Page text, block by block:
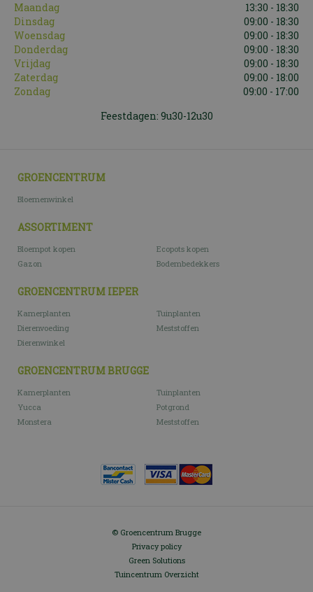
Maandag
13:30 - 18:30
Dinsdag
09:00 - 18:30
Woensdag
09:00 - 18:30
Donderdag
09:00 - 18:30
Vrijdag
09:00 - 18:30
Zaterdag
09:00 - 18:00
Zondag
09:00 - 17:00
Feestdagen: 9u30-12u30
GROENCENTRUM
Bloemenwinkel
ASSORTIMENT
Bloempot kopen
Ecopots kopen
Gazon
Bodembedekkers
GROENCENTRUM IEPER
Kamerplanten
Tuinplanten
Dierenvoeding
Meststoffen
Dierenwinkel
GROENCENTRUM BRUGGE
Kamerplanten
Tuinplanten
Yucca
Potgrond
Monstera
Meststoffen
© Groencentrum Brugge
Privacy policy
Green Solutions
Tuincentrum Overzicht